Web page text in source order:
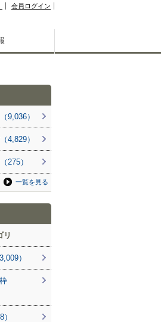
会員ログイン
9,036）
4,829）
275）
一覧を見る
リ
）